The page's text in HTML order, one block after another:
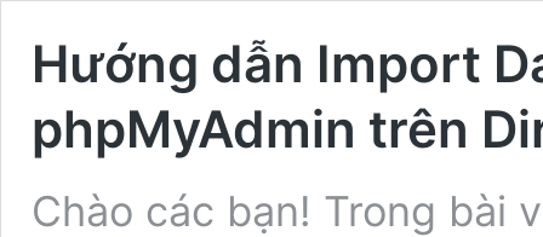
Hướng dẫn Import
phpMyAdmin trên
Chào các bạn! Trong bài